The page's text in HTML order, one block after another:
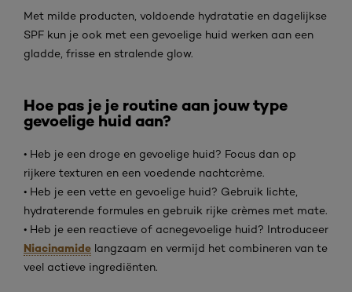
Met milde producten, voldoende hydratatie en dagelijkse
SPF kun je ook met een gevoelige huid werken aan een
gladde, frisse en stralende glow.
Hoe pas je je routine aan jouw type
gevoelige huid aan?
• Heb je een droge en gevoelige huid? Focus dan op
rijkere texturen en een voedende nachtcrème.
• Heb je een vette en gevoelige huid? Gebruik lichte,
hydraterende formules en gebruik rijke crèmes met mate.
• Heb je een reactieve of acnegevoelige huid? Introduceer
Niacinamide langzaam en vermijd het combineren van te
veel actieve ingrediënten.